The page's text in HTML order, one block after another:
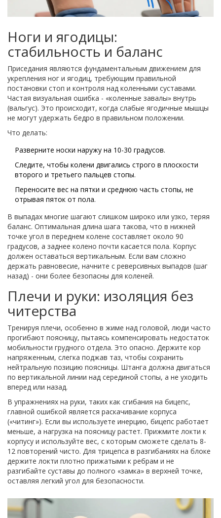
Ноги и ягодицы:
стабильность и баланс
Приседания являются фундаментальным движением для
укрепления ног и ягодиц, требующим правильной
постановки стоп и контроля над коленными суставами.
Частая визуальная ошибка - «коленные завалы» внутрь
(вальгус). Это происходит, когда слабые ягодичные мышцы
не могут удержать бедро в правильном положении.
Что делать:
Разверните носки наружу на 10-30 градусов.
Следите, чтобы колени двигались строго в плоскости
второго и третьего пальцев стопы.
Переносите вес на пятки и среднюю часть стопы, не
отрывая пяток от пола.
В выпадах многие шагают слишком широко или узко, теряя
баланс. Оптимальная длина шага такова, что в нижней
точке угол в переднем колене составляет около 90
градусов, а заднее колено почти касается пола. Корпус
должен оставаться вертикальным. Если вам сложно
держать равновесие, начните с реверсивных выпадов (шаг
назад) - они более безопасны для коленей.
Плечи и руки: изоляция без
читерства
Тренируя плечи, особенно в жиме над головой, люди часто
прогибают поясницу, пытаясь компенсировать недостаток
мобильности грудного отдела. Это опасно. Держите кор
напряженным, слегка поджав таз, чтобы сохранить
нейтральную позицию поясницы. Штанга должна двигаться
по вертикальной линии над серединой стопы, а не уходить
вперед или назад.
В упражнениях на руки, таких как сгибания на бицепс,
главной ошибкой является раскачивание корпуса
(«читинг»). Если вы используете инерцию, бицепс работает
меньше, а нагрузка на поясницу растет. Прижмите локти к
корпусу и используйте вес, с которым сможете сделать 8-
12 повторений чисто. Для трицепса в разгибаниях на блоке
держите локти плотно прижатыми к ребрам и не
разгибайте суставы до полного «замка» в верхней точке,
оставляя легкий угол для безопасности.